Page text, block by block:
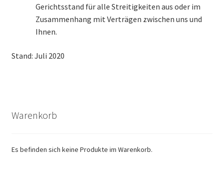
Gerichtsstand für alle Streitigkeiten aus oder im
Zusammenhang mit Verträgen zwischen uns und
Ihnen.
Stand: Juli 2020
Warenkorb
Es befinden sich keine Produkte im Warenkorb.